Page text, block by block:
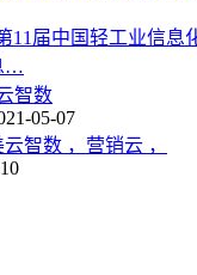
11届中国轻工业信
…
智数
05-07
云智数 ，营销云 ，